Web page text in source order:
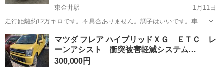
東金井駅
1月11日
走行距離約12万キロです。不具合ありません。調子はいいです。車検
は令和6年5月までたっぷりあります。ただ、左のサイドスポイラー、
左スライドドア、右後ろバンパー、左前バンパーに擦り傷と凹みあり
ます。お世辞にも綺麗とは言えません...
山形 山形市 東金井駅 その他 ビアンテ
マツダ フレア ハイブリッドＸＧ ＥＴＣ レ
ーンアシスト 衝突被害軽減システム…
300,000円